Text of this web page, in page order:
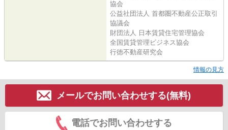
協会
公益社団法人 首都圏不動産公正取引
協議会
財団法人 日本賃貸住宅管理協会
全国賃貸管理ビジネス協会
行徳不動産研究会
情報の見方
メールでお問い合わせする(無料)
電話でお問い合わせする